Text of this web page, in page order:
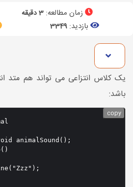
زمان مطالعه: 3 دقیقه
بازدید:3349
یک کلاس انتزاعی می تواند هم متد
باشد:
animalSound();
copy